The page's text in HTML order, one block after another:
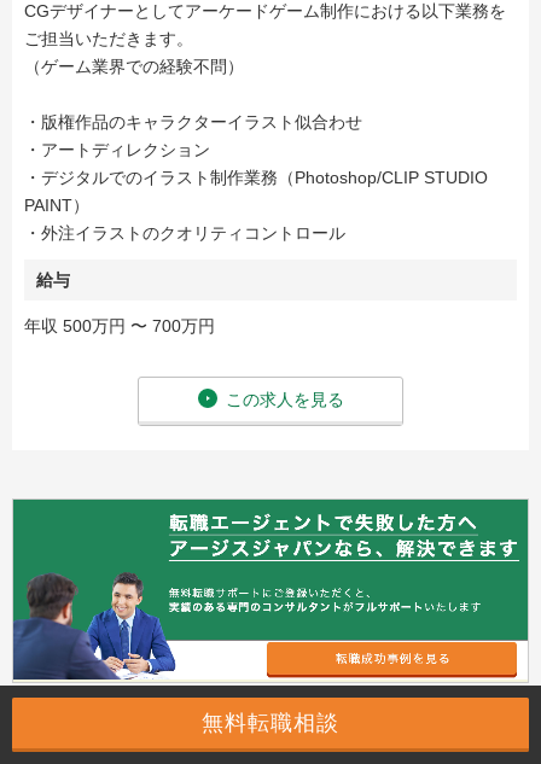
CGデザイナーとしてアーケードゲーム制作における以下業務を
ご担当いただきます。
（ゲーム業界での経験不問）
・版権作品のキャラクターイラスト似合わせ
・アートディレクション
・デジタルでのイラスト制作業務（Photoshop/CLIP STUDIO
PAINT）
・外注イラストのクオリティコントロール
給与
年収 500万円 〜 700万円
この求人を見る
案件番号：173662 / 014
無料転職相談